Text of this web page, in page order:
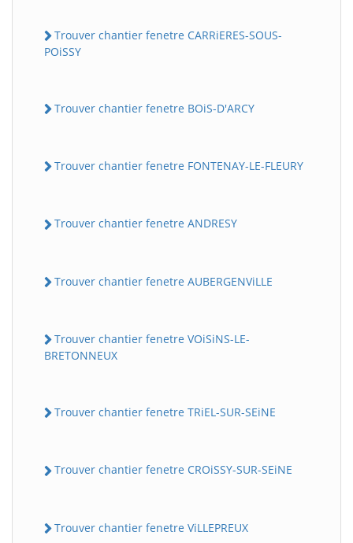
Trouver chantier fenetre CARRiERES-SOUS-
POiSSY
Trouver chantier fenetre BOiS-D'ARCY
Trouver chantier fenetre FONTENAY-LE-FLEURY
Trouver chantier fenetre ANDRESY
Trouver chantier fenetre AUBERGENViLLE
Trouver chantier fenetre VOiSiNS-LE-
BRETONNEUX
Trouver chantier fenetre TRiEL-SUR-SEiNE
Trouver chantier fenetre CROiSSY-SUR-SEiNE
Trouver chantier fenetre ViLLEPREUX